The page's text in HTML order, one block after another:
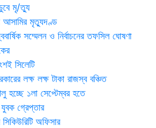
মৃ/ত্যু
আসামির মৃত্যুদণ্ড
সম্মেলন ও নির্বাচনের তফসিল ঘোষণা
সিলেটি
লক্ষ লক্ষ টাকা রাজস্ব বঞ্চিত
হচ্ছে ১লা সেপ্টেম্বর হতে
যুবক গ্রেপ্তার
অফিসার